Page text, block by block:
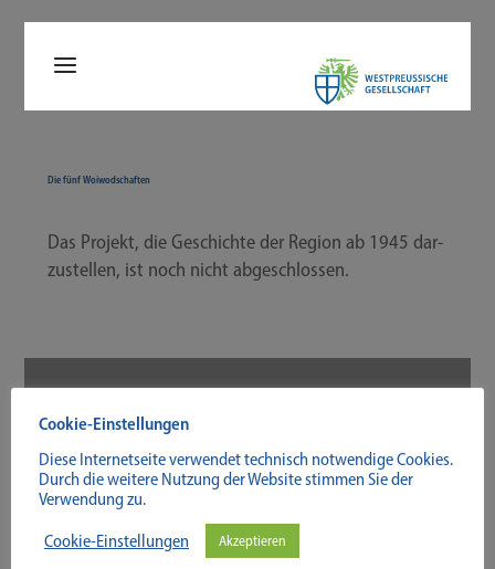
Die fünf Woiwodschaften
Das Pro­jekt, die Geschich­te der Regi­on ab 1945 dar­
zu­stel­len, ist noch nicht abgeschlossen.
Cookie-Einstellungen
Diese Internetseite verwendet technisch notwendige Cookies.
Durch die weitere Nutzung der Website stimmen Sie der
Verwendung zu.
Cookie-Einstellungen
Akzeptieren